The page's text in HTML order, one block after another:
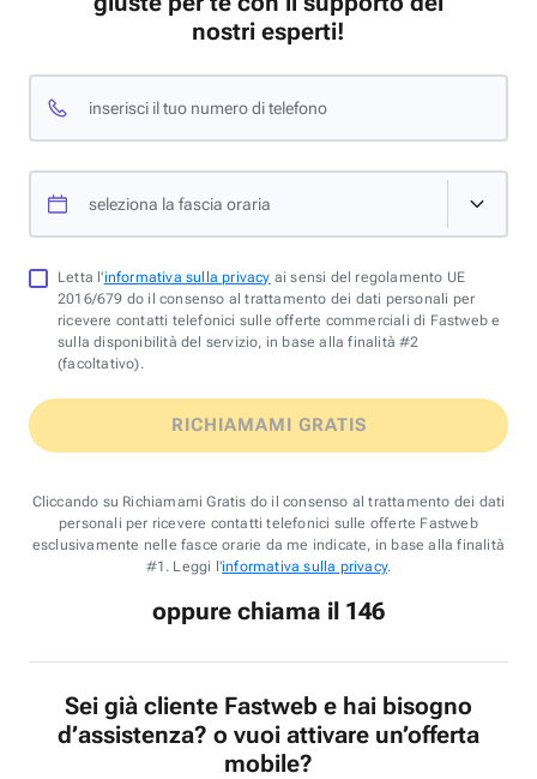
nostri esperti!
inserisci il tuo numero di telefono
seleziona la fascia oraria
Letta l'informativa sulla privacy ai sensi del regolamento UE
2016/679 do il consenso al trattamento dei dati personali per
ricevere contatti telefonici sulle offerte commerciali di Fastweb e
sulla disponibilità del servizio, in base alla finalità #2
(facoltativo).
RICHIAMAMI GRATIS
Cliccando su Richiamami Gratis do il consenso al trattamento dei dati
personali per ricevere contatti telefonici sulle offerte Fastweb
esclusivamente nelle fasce orarie da me indicate, in base alla finalità
#1. Leggi l'informativa sulla privacy.
oppure chiama il 146
Sei già cliente Fastweb e hai bisogno
d’assistenza? o vuoi attivare un’offerta
mobile?